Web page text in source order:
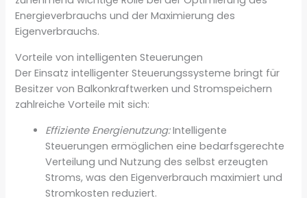
Energieverbrauchs und der Maximierung des
Eigenverbrauchs.
Vorteile von intelligenten Steuerungen
Der Einsatz intelligenter Steuerungssysteme bringt für
Besitzer von Balkonkraftwerken und Stromspeichern
zahlreiche Vorteile mit sich:
Effiziente Energienutzung:Intelligente
Steuerungen ermöglichen eine bedarfsgerechte
Verteilung und Nutzung des selbst erzeugten
Stroms, was den Eigenverbrauch maximiert und
Stromkosten reduziert.